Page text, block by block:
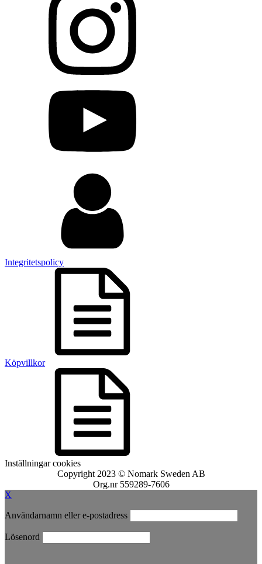
Integritetspolicy
Köpvillkor
Inställningar cookies
Copyright 2023 © Nomark Sweden AB
Org.nr 559289-7606
X
Användarnamn eller e-postadress
Lösenord